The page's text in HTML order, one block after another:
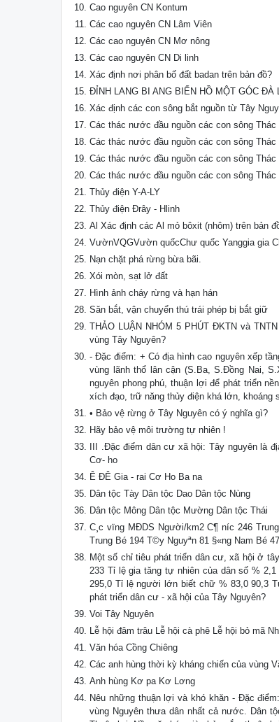
Cao nguyên CN Kontum
Các cao nguyên CN Lâm Viên
Các cao nguyên CN Mơ nông
Các cao nguyên CN Di linh
Xác định nơi phân bố đất badan trên bản đồ?
ĐỈNH LANG BI ANG BIỂN HỒ MỘT GÓC
Xác định các con sông bắt nguồn từ Tây
Các thác nước đầu nguồn các con sông Thác
Các thác nước đầu nguồn các con sông Thác
Các thác nước đầu nguồn các con sông Thác
Các thác nước đầu nguồn các con sông Thác
Thủy điện Y-A-LY
Thủy điện Đrây - Hlinh
Al Xác định các Al mỏ bôxit (nhôm) trên bản
VườnVQGVườn quốcChư quốc Yanggia gia
Nạn chặt phá rừng bừa bãi.
Xói mòn, sạt lở đất
Hình ảnh cháy rừng và hạn hán
Săn bắt, vận chuyển thú trái phép bị bắt giữ
THẢO LUẬN NHÓM 5 PHÚT ĐKTN và
vùng Tây Nguyên?
- Đặc điểm: + Có địa hình cao nguyên xếp
vùng lãnh thổ lân cận (S.Ba, S.Đồng Nai,
nguyên phong phú, thuận lợi để phát triển
xích đạo, trữ năng thủy điện khá lớn,
• Bảo vệ rừng ở Tây Nguyên có ý nghĩa gì?
Hãy bảo vệ môi trường tự nhiên !
III .Đặc điểm dân cư xã hội: Tây nguyên là
Cơ- ho
Ê ĐÊ Gia - rai Cơ Ho Ba na
Dân tộc Tày Dân tộc Dao Dân tộc Nùng
Dân tộc Mông Dân tộc Mường Dân tộc Thái
C¸c vïng MĐDS Người/km2 C¶ níc 246
Trung Bé 194 T©y Nguyªn 81 §«ng Nam Bé
Một số chỉ tiêu phát triển dân cư, xã hội ở
233 Tỉ lệ gia tăng tự nhiên của dân số %
295,0 Tỉ lệ người lớn biết chữ % 83,0 90,3
phát triển dân cư - xã hội của Tây Nguyên?
Voi Tây Nguyên
Lễ hội đâm trâu Lễ hội cà phê Lễ hội bỏ mã
Văn hóa Cồng Chiêng
Các anh hùng thời kỳ kháng chiến của vùng
Anh hùng Kơ pa Kơ Lơng
Nêu những thuận lợi và khó khăn - Đặc
vùng Nguyên thưa dân nhất cả nước. Dân